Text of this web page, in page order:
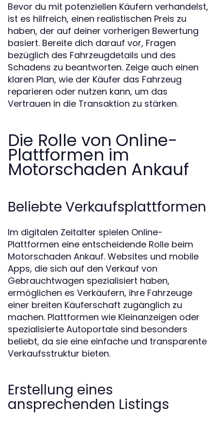
Bevor du mit potenziellen Käufern verhandelst,
ist es hilfreich, einen realistischen Preis zu
haben, der auf deiner vorherigen Bewertung
basiert. Bereite dich darauf vor, Fragen
bezüglich des Fahrzeugdetails und des
Schadens zu beantworten. Zeige auch einen
klaren Plan, wie der Käufer das Fahrzeug
reparieren oder nutzen kann, um das
Vertrauen in die Transaktion zu stärken.
Die Rolle von Online-
Plattformen im
Motorschaden Ankauf
Beliebte Verkaufsplattformen
Im digitalen Zeitalter spielen Online-
Plattformen eine entscheidende Rolle beim
Motorschaden Ankauf. Websites und mobile
Apps, die sich auf den Verkauf von
Gebrauchtwagen spezialisiert haben,
ermöglichen es Verkäufern, ihre Fahrzeuge
einer breiten Käuferschaft zugänglich zu
machen. Plattformen wie Kleinanzeigen oder
spezialisierte Autoportale sind besonders
beliebt, da sie eine einfache und transparente
Verkaufsstruktur bieten.
Erstellung eines
ansprechenden Listings